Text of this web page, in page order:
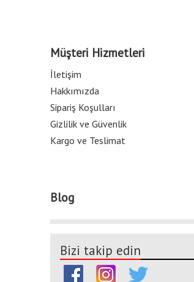
Müşteri Hizmetleri
İletişim
Hakkımızda
Sipariş Koşulları
Gizlilik ve Güvenlik
Kargo ve Teslimat
Blog
Bizi takip edin